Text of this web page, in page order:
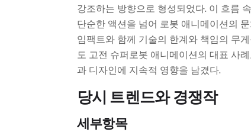
강조하는 방향으로 형성되었다. 이 흐름
단순한 액션을 넘어 로봇 애니메이션의
임팩트와 함께 기술의 한계와 책임의 무
도 고전 슈퍼로봇 애니메이션의 대표 사
과 디자인에 지속적 영향을 남겼다.
당시 트렌드와 경쟁작
세부항목